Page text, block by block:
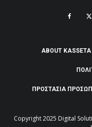
ABOUT
ΠΡΟΣΤΑΣΊΑ
Copyright 2025 Digital